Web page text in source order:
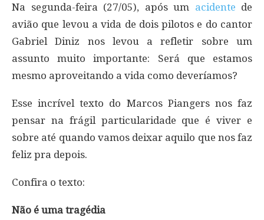
Na segunda-feira (27/05), após um acidente de
avião que levou a vida de dois pilotos e do cantor
Gabriel Diniz nos levou a refletir sobre um
assunto muito importante: Será que estamos
mesmo aproveitando a vida como deveríamos?
Esse incrível texto do Marcos Piangers nos faz
pensar na frágil particularidade que é viver e
sobre até quando vamos deixar aquilo que nos faz
feliz pra depois.
Confira o texto:
Não é uma tragédia